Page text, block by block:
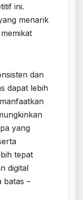
ini.
menarik
dan
dapat lebih
yang
tepat
digital
batas –